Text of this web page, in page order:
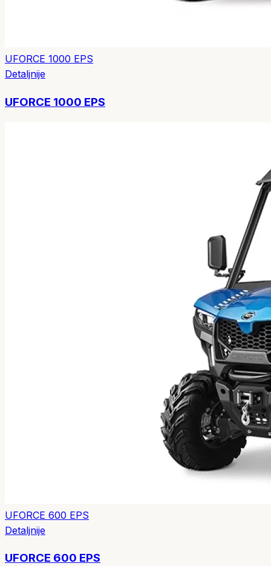
UFORCE 1000 EPS
Detaljnije
UFORCE 1000 EPS
UFORCE 600 EPS
Detaljnije
UFORCE 600 EPS